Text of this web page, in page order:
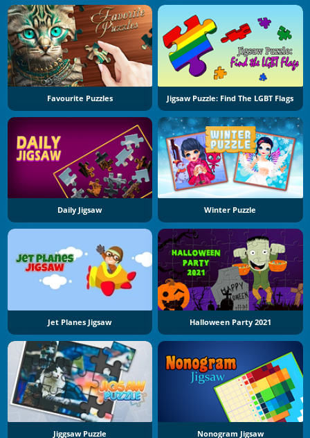
Favourite Puzzles Jigsaw Puzzle: Find The LGBT Flags
Daily Jigsaw Winter Puzzle
Jet Planes Jigsaw Halloween Party 2021
Jiggsaw Puzzle Nonogram Jigsaw